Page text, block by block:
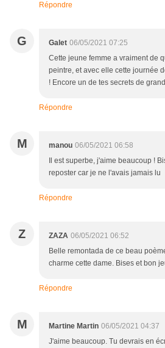
Répondre
G Galet 06/05/2021 07:25
Cette jeune femme a vraiment de
peintre, et avec elle cette journée
! Encore un de tes secrets de
Répondre
M manou 06/05/2021 06:58
Il est superbe, j'aime beaucoup !
reposter car je ne l'avais jamais lu
Répondre
Z ZAZA 06/05/2021 06:52
Belle remontada de ce beau
charme cette dame. Bises et bon
Répondre
M Martine Martin 06/05/2021 04:37
J'aime beaucoup. Tu devrais en